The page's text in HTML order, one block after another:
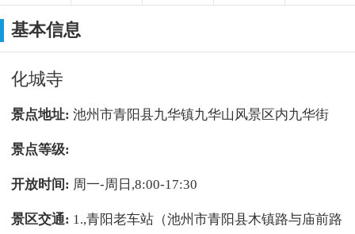
基本信息
化城寺
景点地址:池州市青阳县九华镇九华山风景区内九华街
景点等级:
开放时间: 周一-周日,8:00-17:30
景区交通: 1.,青阳老车站（池州市青阳县木镇路与庙前路